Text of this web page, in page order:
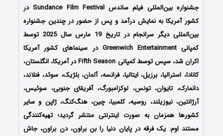
جشنواره بین‌المللی فیلم ساندس Sundance Film Festival در
کشور آمریکا به نمایش درآمد و پس از حضور در چندین جشنواره
بین‌المللی دیگر سرانجام در تاریخ 19 مارس سال 2025 توسط
کمپانی Greenwich Entertainment در سینماهای کشور آمریکا
اکران شد، سپس توسط کمپانی Fifth Season در آمریکا، انگلستان،
کانادا، استرالیا، برزیل، ایتالیا، فرانسه، آلمان، بلژیک، سوئد، فنلاند،
دانمارک، تایوان، تونس، لوکزامبورگ، آفریقای جنوبی، سوئیس،
آرژانتین، نیوزیلند، روسیه، کلمبیا، چین، هنگ‌کنگ، ژاپن و سایر
کشورها همزمان به صورت اینترنتی منتشر گردید؛ تهیه‌کنندگی
مستند اوم: یک فرقه در پایان دنیا را بن براون، دن براون، جاش